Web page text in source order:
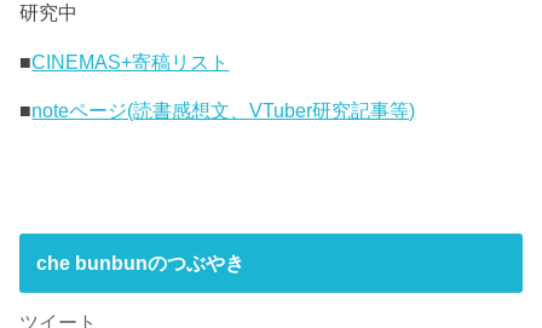
研究中
■CINEMAS+寄稿リスト
■noteページ(読書感想文、VTuber研究記事等)
che bunbunのつぶやき
ツイート